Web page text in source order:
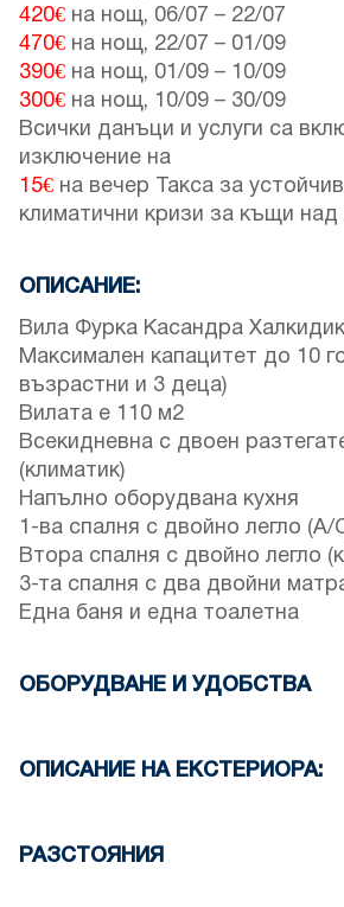
420€ на нощ, 06/07 – 22/07
470€ на нощ, 22/07 – 01/09
390€ на нощ, 01/09 – 10/09
300€ на нощ, 10/09 – 30/09
Всички данъци и услуги са
изключение на
15€ на вечер Такса за
климатични кризи за къщи над
ОПИСАНИЕ:
Вила Фурка Касандра
Максимален капацитет до 10
възрастни и 3 деца)
Вилата е 110 м2
Всекидневна с двоен
(климатик)
Напълно оборудвана кухня
1-ва спалня с двойно легло (A/
Втора спалня с двойно легло
3-та спалня с два двойни
Една баня и една тоалетна
ОБОРУДВАНЕ И УДОБСТВА
Четири климатика
Съдомиялна
ОПИСАНИЕ НА ЕКСТЕРИОРА:
На разположение на гостите
РАЗСТОЯНИЯ